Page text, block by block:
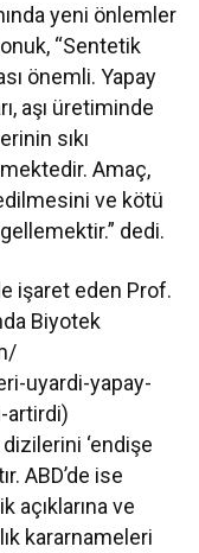
yeni önlemler
“Sentetik
önemli. Yapay
aşı üretiminde
sıkı
Amaç,
ve kötü
dedi.
işaret eden Prof.
Biyotek
uyardi-yapay-
artirdi)
‘endişe
ABD’de ise
açıklarına ve
kararnameleri